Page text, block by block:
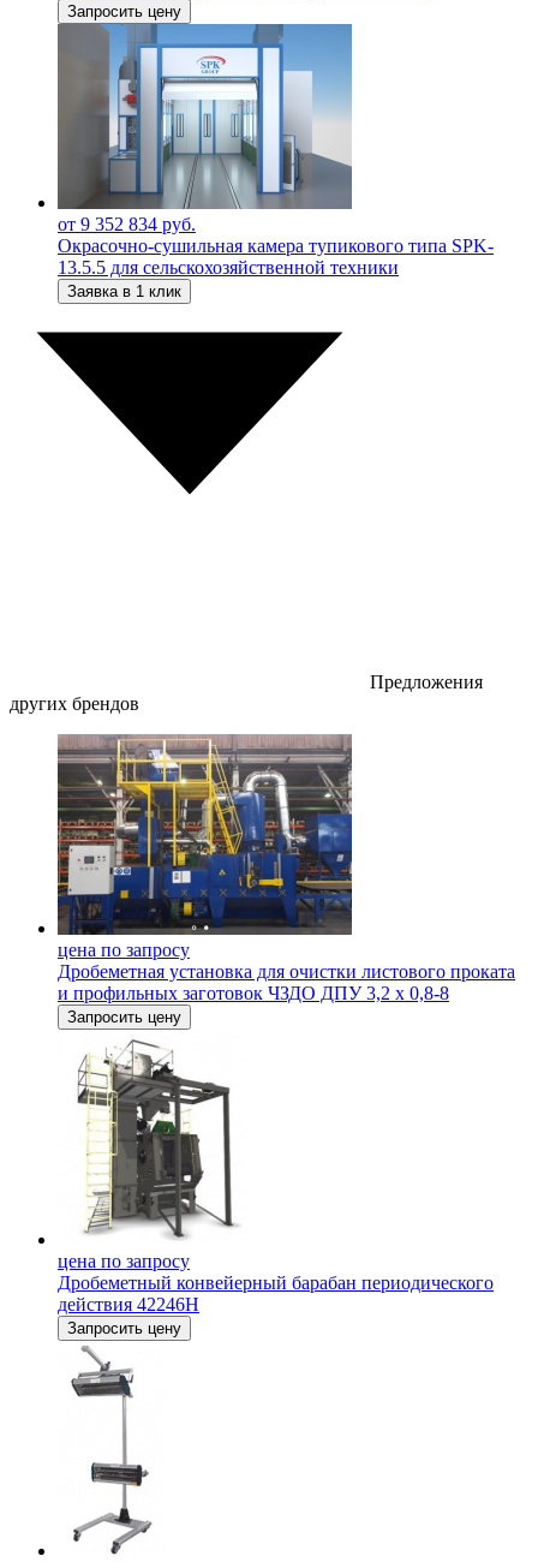
Запросить цену
от 9 352 834 руб.
Окрасочно-сушильная камера тупикового типа SPK-
13.5.5 для сельскохозяйственной техники
Заявка в 1 клик
Предложения
других брендов
цена по запросу
Дробеметная установка для очистки листового проката
и профильных заготовок ЧЗДО ДПУ 3,2 х 0,8-8
Запросить цену
цена по запросу
Дробеметный конвейерный барабан периодического
действия 42246Н
Запросить цену